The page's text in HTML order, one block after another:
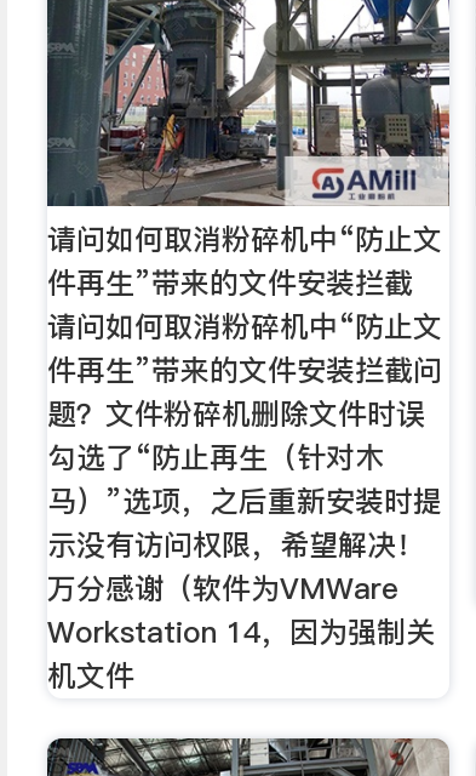
请问如何取消粉碎机中“防止文
件再生”带来的文件安装拦截
请问如何取消粉碎机中“防止文
件再生”带来的文件安装拦截问
题？文件粉碎机删除文件时误
勾选了“防止再生（针对木
马）”选项，之后重新安装时提
示没有访问权限，希望解决！
万分感谢（软件为VMWare
Workstation 14，因为强制关
机文件